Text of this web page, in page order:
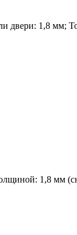
двери: 1,8 мм;
1,8 мм